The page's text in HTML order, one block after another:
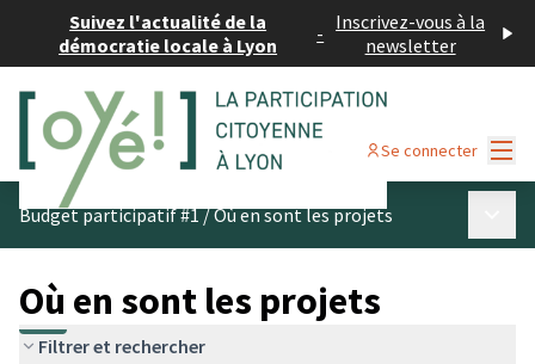
Suivez l'actualité de la
démocratie locale à Lyon
- Inscrivez-vous à la
newsletter
Se connecter
Budget participatif #1/Où en sont les projets
Où en sont les projets
Filtrer et rechercher